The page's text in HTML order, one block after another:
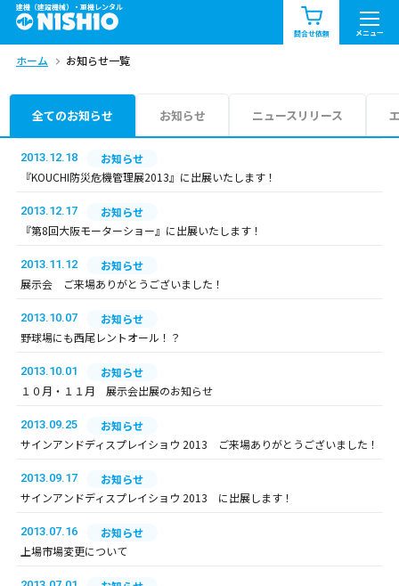
建機（建設機械）・重機レンタル
問合せ依頼 メニュー
商品一覧 お知らせ一覧
問合せ依頼リスト
エリア情報を見る
ホーム お知らせ一覧
全てのお知らせ お知らせ ニュースリリース
2013.12.18
お知らせ
『KOUCHI防災危機管理展2013』に出展いたします！
2013.12.17
お知らせ
『第8回大阪モーターショー』に出展いたします！
2013.11.12
お知らせ
展示会 ご来場ありがとうございました！
2013.10.07
お知らせ
野球場にも西尾レントオール！？
2013.10.01
お知らせ
１０月・１１月 展示会出展のお知らせ
2013.09.25
お知らせ
サインアンドディスプレイショウ 2013 ご来場ありがとうございました！
2013.09.17
お知らせ
サインアンドディスプレイショウ 2013 に出展します！
2013.07.16
お知らせ
上場市場変更について